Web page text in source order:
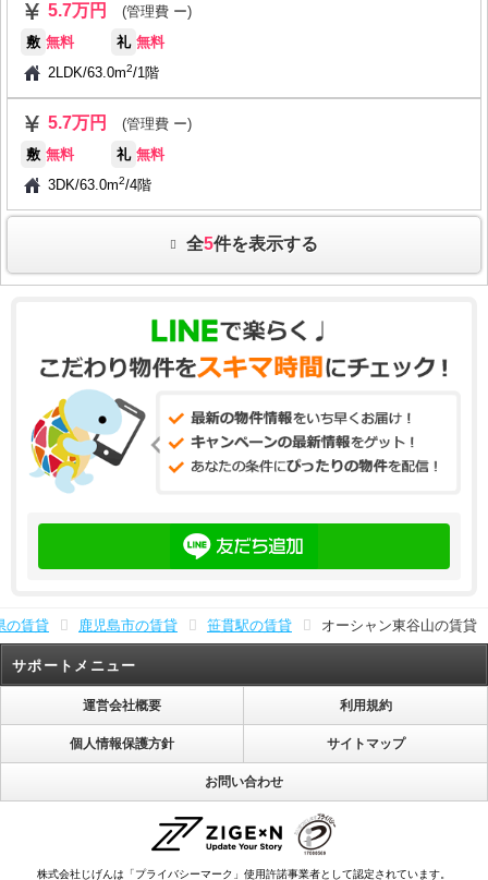
5.7万円
(管理費 ー)
敷 無料 礼 無料
2LDK/63.0m2/1階
5.7万円
(管理費 ー)
敷 無料 礼 無料
3DK/63.0m2/4階
全5件を表示する
の賃貸 鹿児島市の賃貸 笹貫駅の賃貸 オーシャン東谷山の賃貸
サポートメニュー
運営会社概要 利用規約
個人情報保護方針 サイトマップ
お問い合わせ
株式会社じげんは「プライバシーマーク」使用許諾事業者として認定されています。